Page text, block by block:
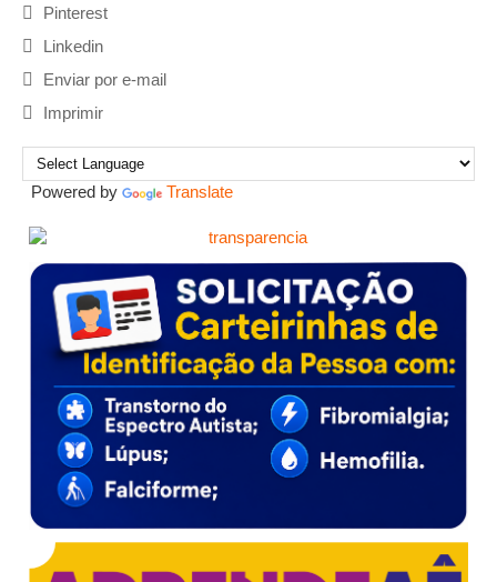
Pinterest
Linkedin
Enviar por e-mail
Imprimir
Powered by Translate